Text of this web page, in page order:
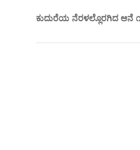
ಕುದುರೆಯ ನೆರಳಲ್ಲೊರಗಿದ ಆನೆ